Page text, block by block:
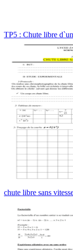
TP5 : Chute libre
chute libre sans